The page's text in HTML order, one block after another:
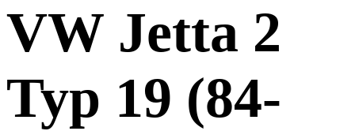
VW Jetta 2
Typ 19 (84-